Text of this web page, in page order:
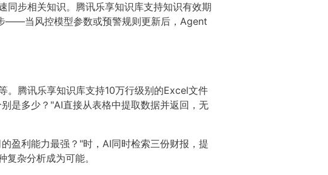
同步相关知识。腾讯乐享知识库支持知识有效期
——当风控模型参数或预警规则更新后，Agent
腾讯乐享知识库支持10万行级别的Excel文件
是多少？"AI直接从表格中提取数据并返回，无
盈利能力最强？"时，AI同时检索三份财报，提
杂分析成为可能。